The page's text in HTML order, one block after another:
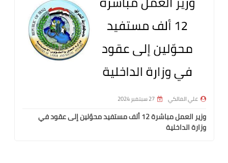
علي المالكي 27 سبتمبر 2024
وزير العمل مباشرة 12 ألف مستفيد محوّلين إلى عقود في
وزارة الداخلية